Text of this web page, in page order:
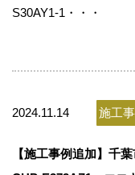
S30AY1-1・・・
2024.11.14 施工
【施工事例追加】千